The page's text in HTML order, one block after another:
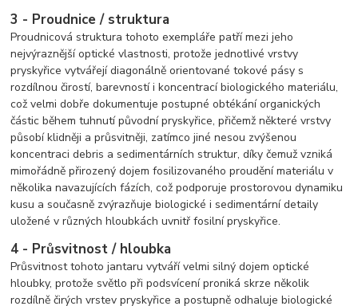
3 - Proudnice / struktura
Proudnicová struktura tohoto exempláře patří mezi jeho
nejvýraznější optické vlastnosti, protože jednotlivé vrstvy
pryskyřice vytvářejí diagonálně orientované tokové pásy s
rozdílnou čirostí, barevností i koncentrací biologického materiálu,
což velmi dobře dokumentuje postupné obtékání organických
částic během tuhnutí původní pryskyřice, přičemž některé vrstvy
působí klidněji a průsvitněji, zatímco jiné nesou zvýšenou
koncentraci debris a sedimentárních struktur, díky čemuž vzniká
mimořádně přirozený dojem fosilizovaného proudění materiálu v
několika navazujících fázích, což podporuje prostorovou dynamiku
kusu a současně zvýrazňuje biologické i sedimentární detaily
uložené v různých hloubkách uvnitř fosilní pryskyřice.
4 - Průsvitnost / hloubka
Průsvitnost tohoto jantaru vytváří velmi silný dojem optické
hloubky, protože světlo při podsvícení proniká skrze několik
rozdílně čirých vrstev pryskyřice a postupně odhaluje biologické